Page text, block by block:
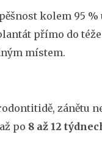
kolem 95 %
přímo do téže
místem.
zánětu
po 8 až 12